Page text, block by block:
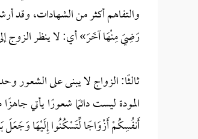
والتفاهم أكثر من الشهادات، وقد
رَضِيَ مِنْهَا آخَرَ» أي: لا ينظر الزوج
ثالثًا: الزواج لا يبنى على الشعور
المودة ليست دائمًا شعورًا يأتي
أَنفُسِكُمْ أَزْوَاجًا لِّتَسْكُنُوا إِلَيْهَا